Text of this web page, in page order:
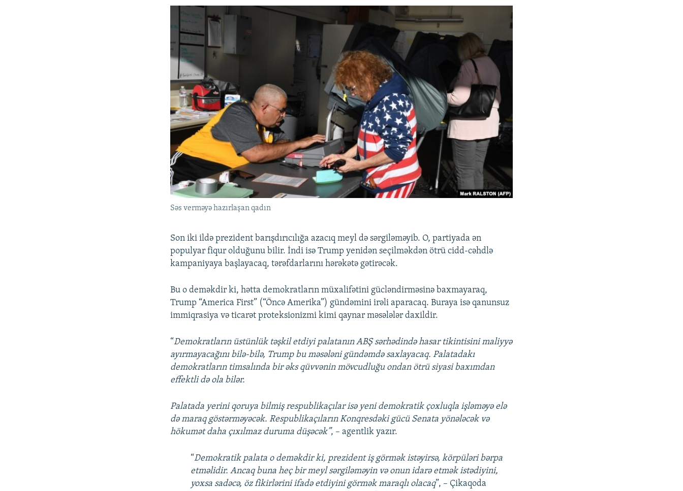
Səs verməyə hazırlaşan qadın
Son iki ildə prezident barışdırıcılığa azacıq meyl də sərgiləməyib. O, partiyada ən
populyar fiqur olduğunu bilir. İndi isə Trump yenidən seçilməkdən ötrü cidd-cəhdlə
kampaniyaya başlayacaq, tərəfdarlarını hərəkətə gətirəcək.
Bu o deməkdir ki, hətta demokratların müxalifətini gücləndirməsinə baxmayaraq,
Trump “America First” (“Öncə Amerika”) gündəmini irəli aparacaq. Buraya isə qanunsuz
immiqrasiya və ticarət proteksionizmi kimi qaynar məsələlər daxildir.
“Demokratların üstünlük təşkil etdiyi palatanın ABŞ sərhədində hasar tikintisini maliyyə
ayırmayacağını bilə-bilə, Trump bu məsələni gündəmdə saxlayacaq. Palatadakı
demokratların timsalında bir əks qüvvənin mövcudluğu ondan ötrü siyasi baxımdan
effektli də ola bilər.
Palatada yerini qoruya bilmiş respublikaçılar isə yeni demokratik çoxluqla işləməyə elə
də maraq göstərməyəcək. Respublikaçıların Konqresdəki gücü Senata yönələcək və
hökumət daha çıxılmaz duruma düşəcək”, – agentlik yazır.
“Demokratik palata o deməkdir ki, prezident iş görmək istəyirsə, körpüləri bərpa
etməlidir. Ancaq buna heç bir meyl sərgiləməyin və onun idarə etmək istədiyini,
yoxsa sadəcə, öz fikirlərini ifadə etdiyini görmək maraqlı olacaq”, – Çikaqoda